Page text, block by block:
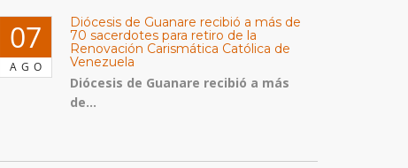
07
AGO
Diócesis de Guanare recibió a más de
70 sacerdotes para retiro de la
Renovación Carismática Católica de
Venezuela
Diócesis de Guanare recibió a más
de...